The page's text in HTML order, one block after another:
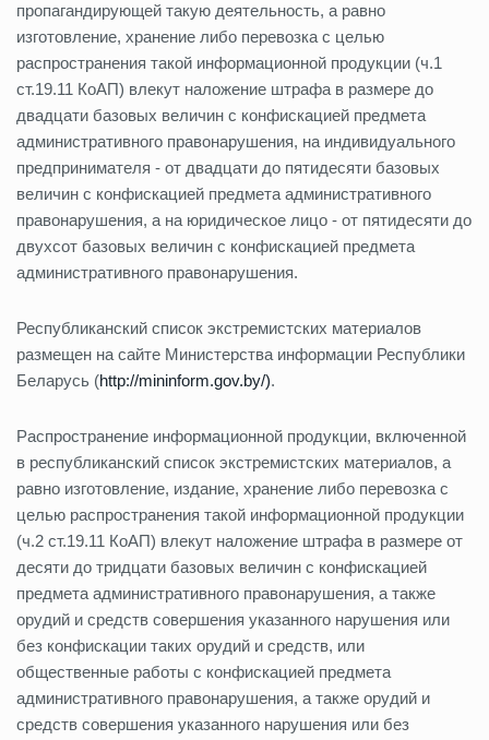
пропагандирующей такую деятельность, а равно
изготовление, хранение либо перевозка с целью
распространения такой информационной продукции (ч.1
ст.19.11 КоАП) влекут наложение штрафа в размере до
двадцати базовых величин с конфискацией предмета
административного правонарушения, на индивидуального
предпринимателя - от двадцати до пятидесяти базовых
величин с конфискацией предмета административного
правонарушения, а на юридическое лицо - от пятидесяти до
двухсот базовых величин с конфискацией предмета
административного правонарушения.
Республиканский список экстремистских материалов
размещен на сайте Министерства информации Республики
Беларусь (http://mininform.gov.by/).
Распространение информационной продукции, включенной
в республиканский список экстремистских материалов, а
равно изготовление, издание, хранение либо перевозка с
целью распространения такой информационной продукции
(ч.2 ст.19.11 КоАП) влекут наложение штрафа в размере от
десяти до тридцати базовых величин с конфискацией
предмета административного правонарушения, а также
орудий и средств совершения указанного нарушения или
без конфискации таких орудий и средств, или
общественные работы с конфискацией предмета
административного правонарушения, а также орудий и
средств совершения указанного нарушения или без